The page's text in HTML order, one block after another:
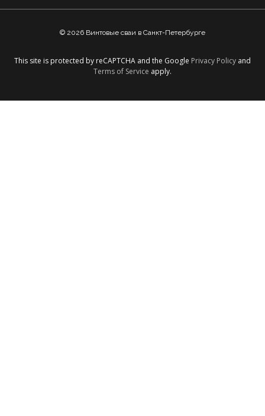
© 2026 Винтовые сваи в Санкт-Петербурге
This site is protected by reCAPTCHA and the Google Privacy Policy and
Terms of Service apply.